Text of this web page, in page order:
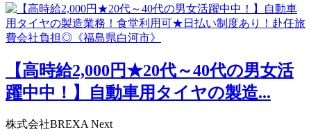
【高時給2,000円★20代～40代の男女活
躍中中！】自動車用タイヤの製造...
株式会社BREXA Next